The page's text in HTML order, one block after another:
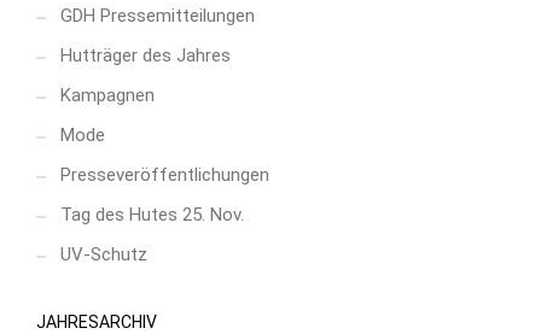
GDH Pressemitteilungen
Hutträger des Jahres
Kampagnen
Mode
Presseveröffentlichungen
Tag des Hutes 25. Nov.
UV-Schutz
JAHRESARCHIV